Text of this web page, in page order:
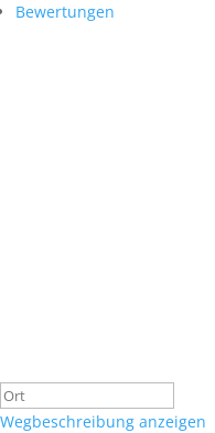
Bewertungen
Wegbeschreibung anzeigen